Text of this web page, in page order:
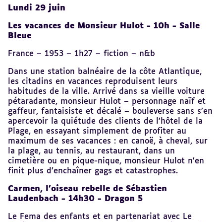
Lundi 29 juin
Les vacances de Monsieur Hulot - 10h - Salle
Bleue
France – 1953 – 1h27 – fiction – n&b
Dans une station balnéaire de la côte Atlantique,
les citadins en vacances reproduisent leurs
habitudes de la ville. Arrivé dans sa vieille voiture
pétaradante, monsieur Hulot – personnage naïf et
gaffeur, fantaisiste et décalé – bouleverse sans s’en
apercevoir la quiétude des clients de l’hôtel de la
Plage, en essayant simplement de profiter au
maximum de ses vacances : en canoë, à cheval, sur
la plage, au tennis, au restaurant, dans un
cimetière ou en pique-nique, monsieur Hulot n’en
finit plus d’enchaîner gags et catastrophes.
Carmen, l’oiseau rebelle de Sébastien
Laudenbach - 14h30 - Dragon 5
Le Fema des enfants et en partenariat avec Le